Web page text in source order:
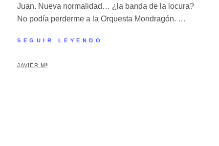
Juan. Nueva normalidad… ¿la banda de la locura?
No podía perderme a la Orquesta Mondragón. …
SEGUIR LEYENDO
JAVIER Mª